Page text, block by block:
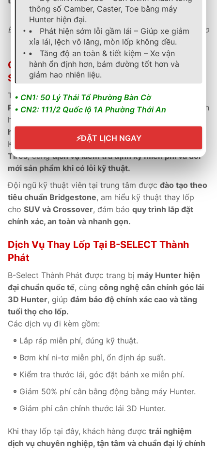
Êm ái vượt trội, vững lái an toàn, tiết kiệm nhiên liệu cho
SUV đô thị.
Chính Sách Bảo Hành & Hậu Mãi Tại B-
SELECT THÀNH PHÁT
Tất cả sản phẩmToyo chính hãngtạiB-Select Thành
Phátđều đượckích hoạt bảo hành điện tử, giúp khách
hàng
hãng.
Khách hàng được hưởng bảo hành chính hãng Toyo
Tires, cùngdịch vụ kiểm tra định kỳ miễn phí và đổi
mới sản phẩm khi có lỗi kỹ thuật.
Đội ngũ kỹ thuật viên tại trung tâm được đào tạo theo
tiêu chuẩn Bridgestone, am hiểu kỹ thuật thay lốp
cho SUV và Crossover, đảm bảo quy trình lắp đặt
chính xác, an toàn và nhanh gọn.
Dịch Vụ Thay Lốp Tại B-SELECT Thành
Phát
B-Select Thành Phát được trang bị máy Hunter hiện
đại chuẩn quốc tế, cùng công nghệ cân chỉnh góc lái
3D Hunter, giúp đảm bảo độ chính xác cao và tăng
tuổi thọ cho lốp.
Các dịch vụ đi kèm gồm:
Lắp ráp miễn phí, đúng kỹ thuật.
Bơm khí ni-tơ miễn phí, ổn định áp suất.
Kiểm tra thước lái, góc đặt bánh xe miễn phí.
Giảm 50% phí cân bằng động bằng máy Hunter.
Giảm phí cân chỉnh thước lái 3D Hunter.
Khi thay lốp tại đây, khách hàng được trải nghiệm
dịch vụ chuyên nghiệp, tận tâm và chuẩn đại lý chính
thông số Camber, Caster, Toe bằng máy
Hunter hiện đại.
Phát hiện sớm lỗi gầm lái – Giúp xe giảm
xỉa lái, lệch vô lăng, mòn lốp không đều.
Tăng độ an toàn & tiết kiệm – Xe vận
hành ổn định hơn, bám đường tốt hơn và
giảm hao nhiên liệu.
• CN1: 50 Lý Thái Tổ Phường Bàn Cờ
• CN2: 111/2 Quốc lộ 1A Phường Thới An
⚡ĐẶT LỊCH NGAY